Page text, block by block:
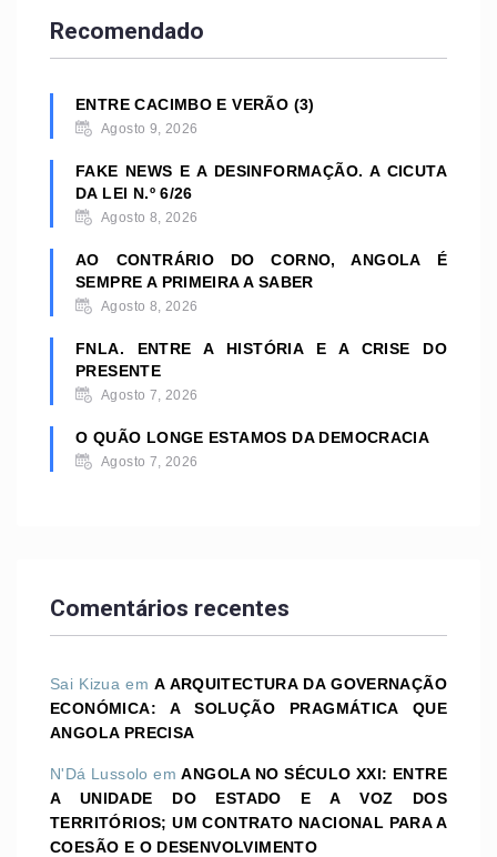
Recomendado
ENTRE CACIMBO E VERÃO (3)
Agosto 9, 2026
FAKE NEWS E A DESINFORMAÇÃO. A CICUTA
DA LEI N.º 6/26
Agosto 8, 2026
AO CONTRÁRIO DO CORNO, ANGOLA É
SEMPRE A PRIMEIRA A SABER
Agosto 8, 2026
FNLA. ENTRE A HISTÓRIA E A CRISE DO
PRESENTE
Agosto 7, 2026
O QUÃO LONGE ESTAMOS DA DEMOCRACIA
Agosto 7, 2026
Comentários recentes
Sai Kizua emA ARQUITECTURA DA GOVERNAÇÃO
ECONÓMICA: A SOLUÇÃO PRAGMÁTICA QUE
ANGOLA PRECISA
N'Dá Lussolo emANGOLA NO SÉCULO XXI: ENTRE
A UNIDADE DO ESTADO E A VOZ DOS
TERRITÓRIOS; UM CONTRATO NACIONAL PARA A
COESÃO E O DESENVOLVIMENTO